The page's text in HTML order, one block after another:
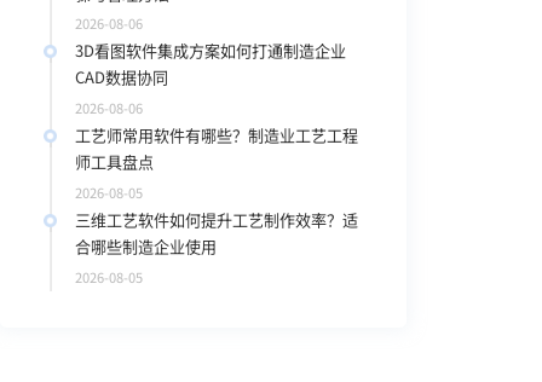
2026-08-06
3D看图软件集成方案如何打通制造企业
CAD数据协同
2026-08-06
工艺师常用软件有哪些？制造业工艺工程
师工具盘点
2026-08-05
三维工艺软件如何提升工艺制作效率？适
合哪些制造企业使用
2026-08-05